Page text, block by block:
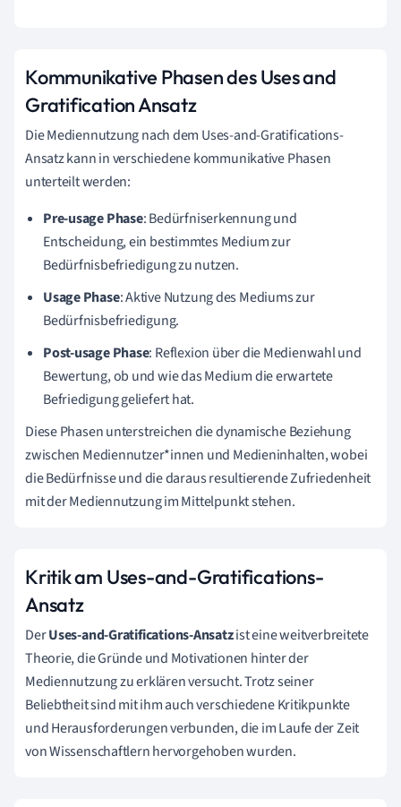
Kommunikative Phasen des Uses and
Gratification Ansatz
Die Mediennutzung nach dem Uses-and-Gratifications-
Ansatz kann in verschiedene kommunikative Phasen
unterteilt werden:
Pre-usage Phase: Bedürfniserkennung und
Entscheidung, ein bestimmtes Medium zur
Bedürfnisbefriedigung zu nutzen.
Usage Phase: Aktive Nutzung des Mediums zur
Bedürfnisbefriedigung.
Post-usage Phase: Reflexion über die Medienwahl und
Bewertung, ob und wie das Medium die erwartete
Befriedigung geliefert hat.
Diese Phasen unterstreichen die dynamische Beziehung
zwischen Mediennutzer*innen und Medieninhalten, wobei
die Bedürfnisse und die daraus resultierende Zufriedenheit
mit der Mediennutzung im Mittelpunkt stehen.
Kritik am Uses-and-Gratifications-
Ansatz
DerUses-and-Gratifications-Ansatzist eine weitverbreitete
Theorie, die Gründe und Motivationen hinter der
Mediennutzung zu erklären versucht. Trotz seiner
Beliebtheit sind mit ihm auch verschiedene Kritikpunkte
und Herausforderungen verbunden, die im Laufe der Zeit
von Wissenschaftlern hervorgehoben wurden.